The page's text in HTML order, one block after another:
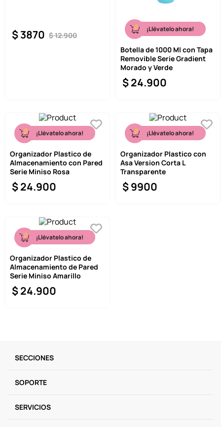
$12.900
$3870 ¡Llévatelo ahora!
Botella de 1000 Ml con Tapa
Removible Serie Gradient
Morado y Verde
$24.900
¡Llévatelo ahora!
Organizador Plastico de
Almacenamiento con Pared
Serie Miniso Rosa
$24.900
¡Llévatelo ahora!
Organizador Plastico con
Asa Version Corta L
Transparente
$9900
¡Llévatelo ahora!
Organizador Plastico de
Almacenamiento de Pared
Serie Miniso Amarillo
$24.900
SECCIONES
SOPORTE
SERVICIOS